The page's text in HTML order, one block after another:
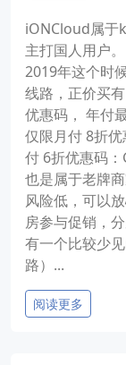
iONCloud属于
主打国人用户
2019年这个时
线路，正价买
优惠码， 年付
仅限月付 8折
付 6折优惠码
也是属于老牌
风险低，可以
房参与促销，
有一个比较少
路）...
阅读更多